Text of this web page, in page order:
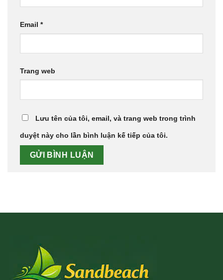
Email *
Trang web
Lưu tên của tôi, email, và trang web trong trình
duyệt này cho lần bình luận kế tiếp của tôi.